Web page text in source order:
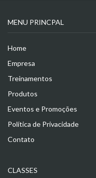
MENU PRINCPAL
Home
Empresa
Treinamentos
Produtos
Eventos e Promoções
Política de Privacidade
Contato
CLASSES